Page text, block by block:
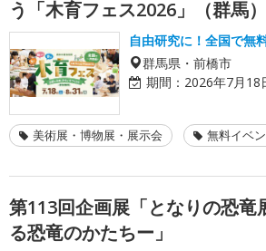
う「木育フェス2026」（群馬）
自由研究に！全国で無
群馬県・前橋市
期間： 2026年7月18
美術展・博物展・展示会 無料イベ
第113回企画展「となりの恐竜
る恐竜のかたちー」